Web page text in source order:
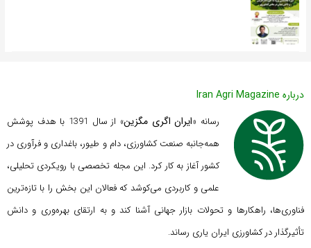
درباره Iran Agri Magazine
رسانه «ایران اگری مگزین
» از سال 1391 با هدف پوشش
همه‌جانبه صنعت کشاورزی، دام و طیور، باغداری و فرآوری در
کشور آغاز به کار کرد. این مجله تخصصی با رویکردی تحلیلی،
علمی و کاربردی می‌کوشد که فعالان این بخش را با تازه‌ترین
فناوری‌ها، راهکارها و تحولات بازار جهانی آشنا کند و به ارتقای بهره‌وری و دانش
تأثیرگذار در کشاورزی ایران یاری رساند.